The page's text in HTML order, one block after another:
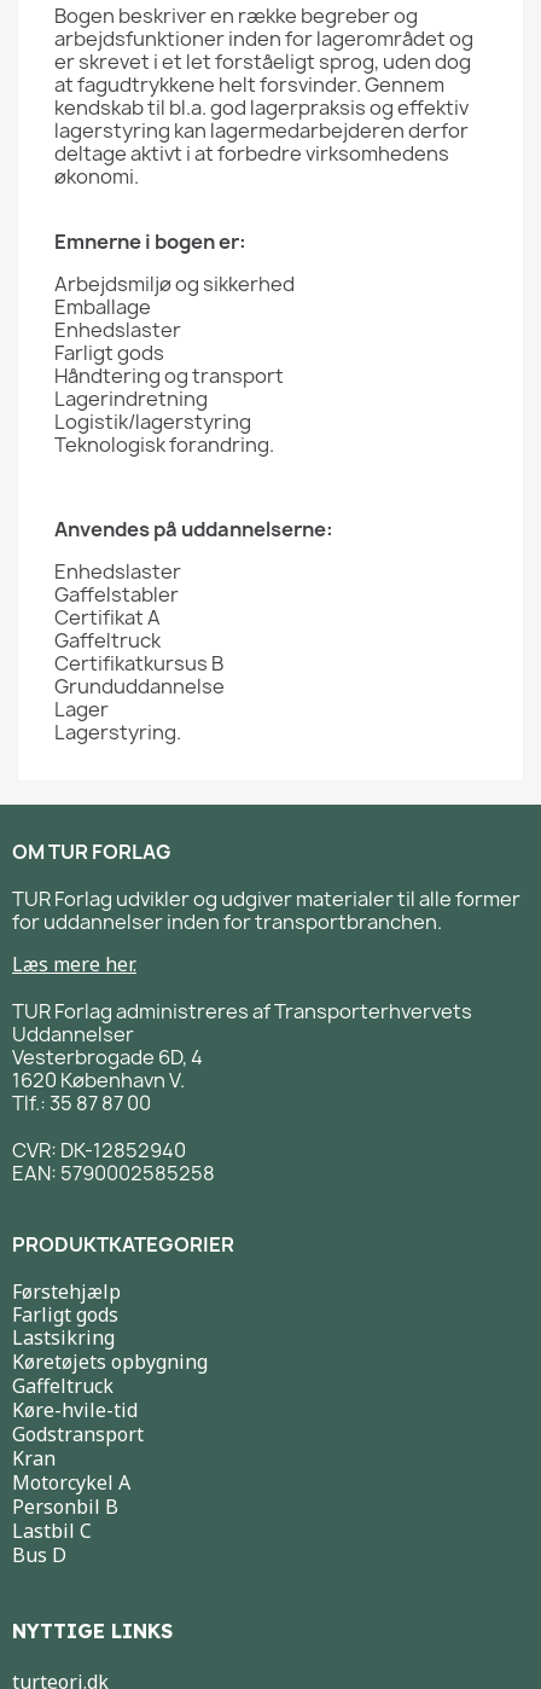
Bogen beskriver en række begreber og
arbejdsfunktioner inden for lagerområdet og
er skrevet i et let forståeligt sprog, uden dog
at fagudtrykkene helt forsvinder. Gennem
kendskab til bl.a. god lagerpraksis og effektiv
lagerstyring kan lagermedarbejderen derfor
deltage aktivt i at forbedre virksomhedens
økonomi.
Emnerne i bogen er:
Arbejdsmiljø og sikkerhed
Emballage
Enhedslaster
Farligt gods
Håndtering og transport
Lagerindretning
Logistik/lagerstyring
Teknologisk forandring.
Anvendes på uddannelserne:
Enhedslaster
Gaffelstabler
Certifikat A
Gaffeltruck
Certifikatkursus B
Grunduddannelse
Lager
Lagerstyring.
OM TUR FORLAG
TUR Forlag udvikler og udgiver materialer til alle former
for uddannelser inden for transportbranchen.
Læs mere her.
TUR Forlag administreres af Transporterhvervets
Uddannelser
Vesterbrogade 6D, 4
1620 København V.
Tlf.: 35 87 87 00
CVR: DK-12852940
EAN: 5790002585258
PRODUKTKATEGORIER
Førstehjælp
Farligt gods
Lastsikring
Køretøjets opbygning
Gaffeltruck
Køre-hvile-tid
Godstransport
Kran
Motorcykel A
Personbil B
Lastbil C
Bus D
NYTTIGE LINKS
turteori.dk